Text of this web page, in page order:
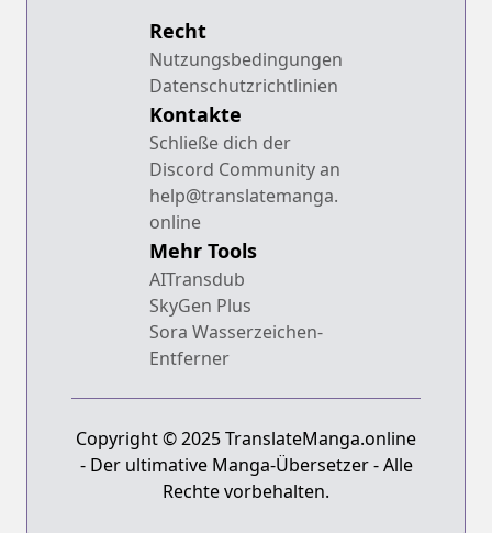
Recht
Nutzungsbedingungen
Datenschutzrichtlinien
Kontakte
Schließe dich der
Discord Community an
help@translatemanga.
online
Mehr Tools
AITransdub
SkyGen Plus
Sora Wasserzeichen-
Entferner
Copyright © 2025 TranslateManga.online
- Der ultimative Manga-Übersetzer - Alle
Rechte vorbehalten.